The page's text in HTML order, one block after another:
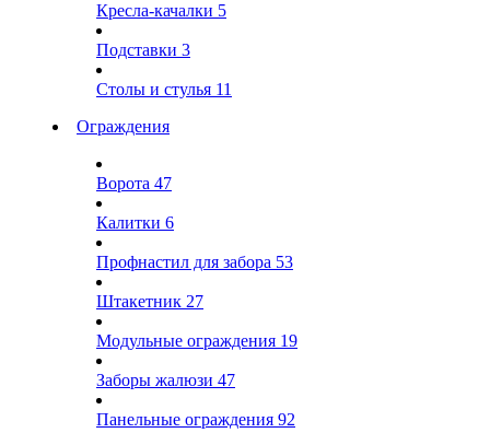
Кресла-качалки 5
Подставки 3
Столы и стулья 11
Ограждения
Ворота 47
Калитки 6
Профнастил для забора 53
Штакетник 27
Модульные ограждения 19
Заборы жалюзи 47
Панельные ограждения 92